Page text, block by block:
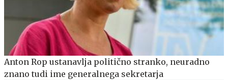
Anton Rop ustanavlja politično stranko, neuradno
znano tudi ime generalnega sekretarja